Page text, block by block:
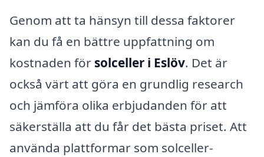
Genom att ta hänsyn till dessa faktorer
kan du få en bättre uppfattning om
kostnaden för solceller i Eslöv. Det är
också värt att göra en grundlig research
och jämföra olika erbjudanden för att
säkerställa att du får det bästa priset. Att
använda plattformar som solceller-